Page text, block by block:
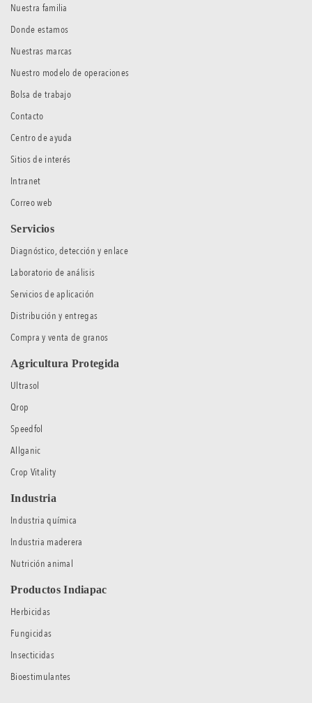
Nuestra familia
Donde estamos
Nuestras marcas
Nuestro modelo de operaciones
Bolsa de trabajo
Contacto
Centro de ayuda
Sitios de interés
Intranet
Correo web
Servicios
Diagnóstico, detección y enlace
Laboratorio de análisis
Servicios de aplicación
Distribución y entregas
Compra y venta de granos
Agricultura Protegida
Ultrasol
Qrop
Speedfol
Allganic
Crop Vitality
Industria
Industria química
Industria maderera
Nutrición animal
Productos Indiapac
Herbicidas
Fungicidas
Insecticidas
Bioestimulantes